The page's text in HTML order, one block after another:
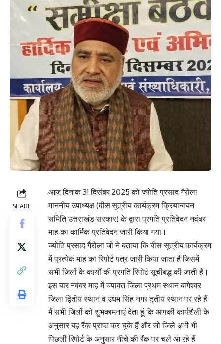
SHARE
आज दिनांक 31 दिसंबर 2025 को ज्योति प्रसाद गैरोला
माननीय उपाध्यक्ष (बीस सूत्रीय कार्यक्रम क्रियान्वयन
समिति उत्तराखंड सरकार) के द्वारा प्रगति प्रतिवेदन नवंबर
माह का कार्मिक प्रतिवेदन जारी किया गया।
ज्योति प्रसाद गैरोला जी ने बताया कि बीस सूत्रीय कार्यक्रम
में प्रत्येक माह का रिपोर्ट पत्र जारी किया जाता है जिसमें
सभी जिलों के कार्यों की प्रगति रिपोर्ट सूचीबद्ध की जाती है।
इस बार नवंबर माह में चंपावत जिला प्रथम स्थान बागेश्वर
जिला द्वितीय स्थान व उधम सिंह नगर तृतीय स्थान पर रहे हैं
मैं सभी जिलों को शुभकामनाएं देता हूं कि आपकी कार्यशैली के
अनुसार यह रैंक प्राप्त कर चुके हैं और जो जिले अभी भी
पिछली रिपोर्ट के अनुसार नीचे की रैंक पर चले आ रहे हैं